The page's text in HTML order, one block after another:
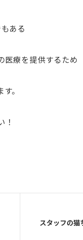
ある
医療を提供するため
。
！
スタッフの